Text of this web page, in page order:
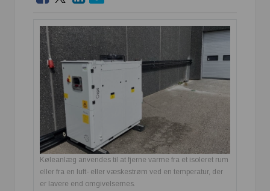
Køleanlæg anvendes til at fjerne varme fra et isoleret rum
eller fra en luft- eller væskestrøm ved en temperatur, der
er lavere end omgivelsernes.